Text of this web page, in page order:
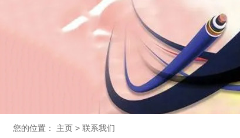
您的位置： 主页 > 联系我们